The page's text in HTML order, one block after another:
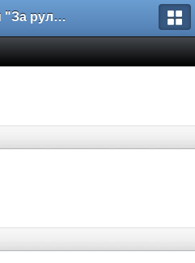
Форум "За рулем"